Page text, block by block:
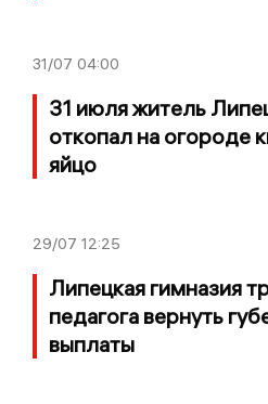
31/07 04:00
31 июля житель
откопал на огороде
яйцо
29/07 12:25
Липецкая гимназия
педагога вернуть
выплаты